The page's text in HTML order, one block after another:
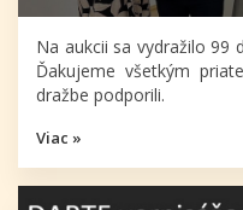
Na aukcii sa vydražilo 99
Ďakujeme všetkým
dražbe podporili.
Viac »